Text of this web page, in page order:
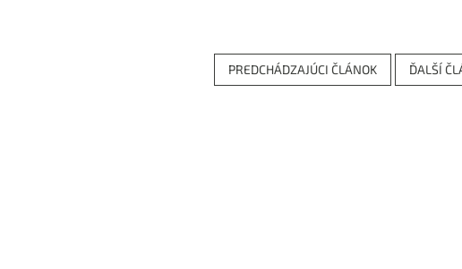
PREDCHÁDZAJÚCI ČLÁNOK ĎALŠÍ